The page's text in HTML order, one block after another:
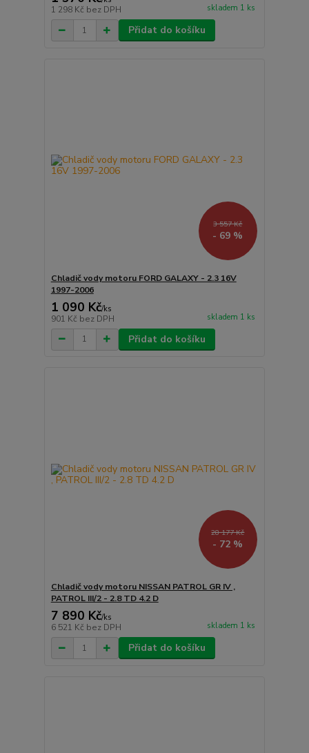
1 298 Kč bez DPH skladem 1 ks
Přidat do košíku
3 557 Kč
- 69 %
Chladič vody motoru FORD GALAXY - 2.3 16V
1997-2006
1 090 Kč/ks
901 Kč bez DPH skladem 1 ks
Přidat do košíku
28 177 Kč
- 72 %
Chladič vody motoru NISSAN PATROL GR IV ,
PATROL III/2 - 2.8 TD 4.2 D
7 890 Kč/ks
6 521 Kč bez DPH skladem 1 ks
Přidat do košíku